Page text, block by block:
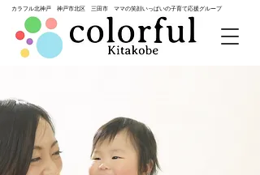
カラフル北神戸 神戸市北区 三田市 ママの笑顔いっぱいの子育て応援グループ